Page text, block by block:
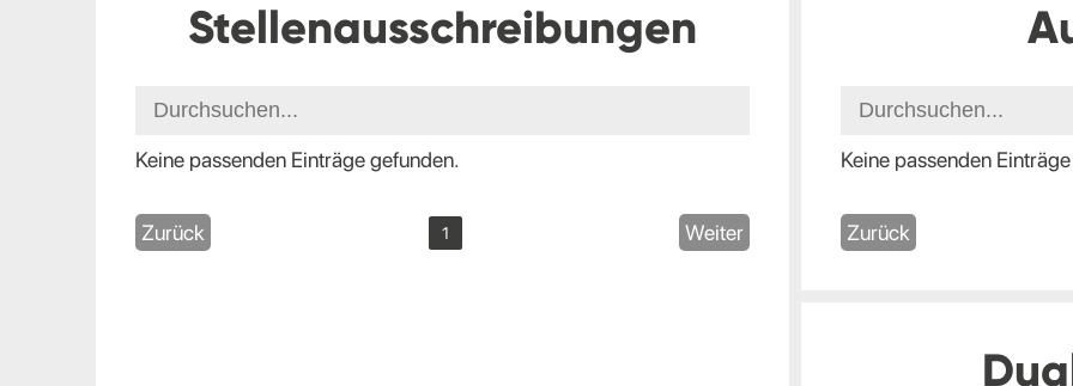
Stellenausschreibungen
Keine passenden Einträge gefunden.
Zurück 1 Weiter
Keine passenden
Zurück